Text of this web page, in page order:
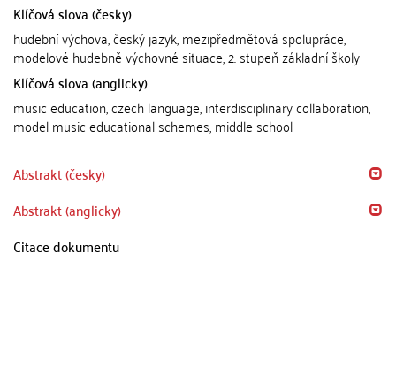
Klíčová slova (česky)
hudební výchova, český jazyk, mezipředmětová spolupráce,
modelové hudebně výchovné situace, 2. stupeň základní školy
Klíčová slova (anglicky)
music education, czech language, interdisciplinary collaboration,
model music educational schemes, middle school
Abstrakt (česky)
Abstrakt (anglicky)
Citace dokumentu